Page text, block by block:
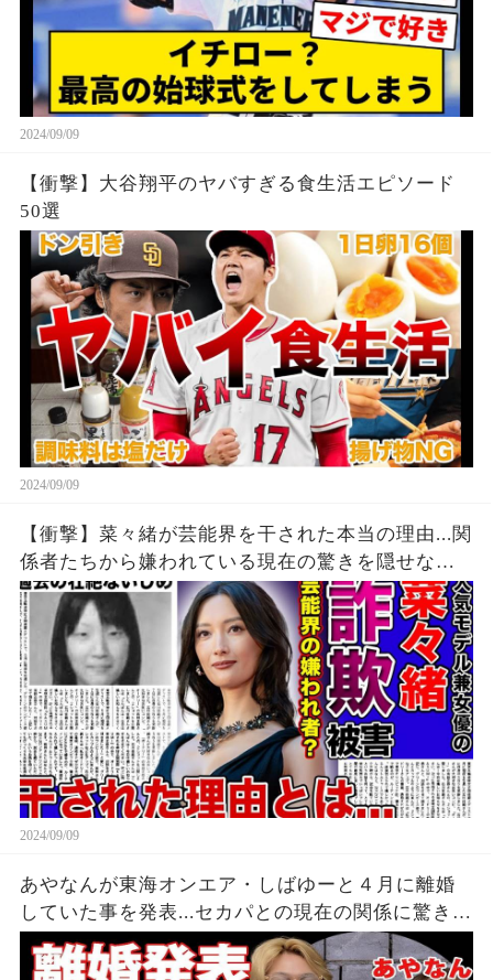
2024/09/09
【衝撃】大谷翔平のヤバすぎる食生活エピソード
50選
2024/09/09
【衝撃】菜々緒が芸能界を干された本当の理由...関
係者たちから嫌われている現在の驚きを隠せな
い！！詐欺被害にまで遭っている衝撃の現在...過去
の壮絶ないじめに一同驚愕！！
2024/09/09
あやなんが東海オンエア・しばゆーと４月に離婚
していた事を発表...セカパとの現在の関係に驚きを
隠せない...『しばゆー＆あやなん』夫婦の精神崩壊
した現在がヤバい...